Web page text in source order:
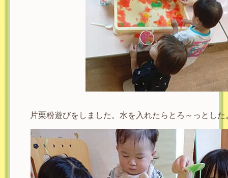
片栗粉遊びをしました。水を入れたらとろ～っとし